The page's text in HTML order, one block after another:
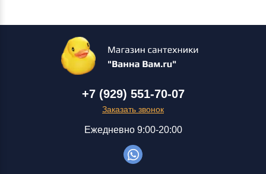
+7 (929) 551-70-07
Заказать звонок
Ежедневно 9:00-20:00